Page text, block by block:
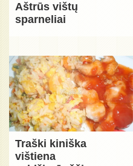
Aštrūs vištų
sparneliai
Traški kiniška
vištiena